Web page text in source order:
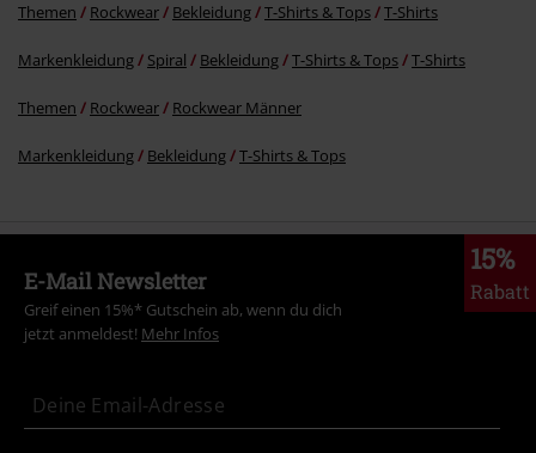
Themen Rockwear Bekleidung T-Shirts & Tops T-Shirts
Markenkleidung Spiral Bekleidung T-Shirts & Tops T-Shirts
Themen Rockwear Rockwear Männer
Markenkleidung Bekleidung T-Shirts & Tops
15%
Rabatt
E-Mail Newsletter
Greif einen 15%* Gutschein ab, wenn du dich
jetzt anmeldest! Mehr Infos